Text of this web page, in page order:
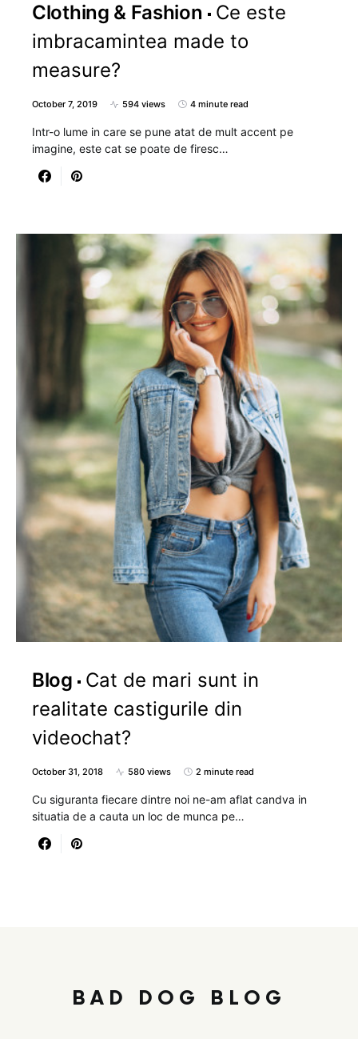
Clothing & Fashion
Ce este
imbracamintea made to
measure?
October 7, 2019 594 views 4 minute read
Intr-o lume in care se pune atat de mult accent pe
imagine, este cat se poate de firesc…
Blog
Cat de mari sunt in
realitate castigurile din
videochat?
October 31, 2018 580 views 2 minute read
Cu siguranta fiecare dintre noi ne-am aflat candva in
situatia de a cauta un loc de munca pe…
BAD DOG BLOG